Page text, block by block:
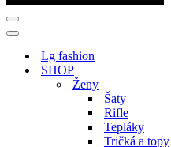
Menu
navigácie
Menu
navigácieLg fashion
SHOP
Ženy
Šaty
Rifle
Tepláky
Tričká a topy